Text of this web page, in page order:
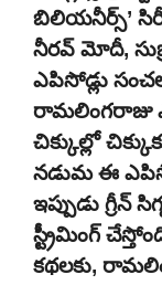
బిలియనీర్స్’
నీరవ్ మోదీ,
ఎపిసోడ్లు
చిక్కుల్లో
నడుమ ఈ
ఇప్పుడు గ్రీన్
స్ట్రీమింగ్
కథలకు,